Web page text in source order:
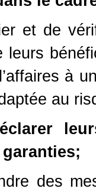
et de
leurs
à
au
leurs
des